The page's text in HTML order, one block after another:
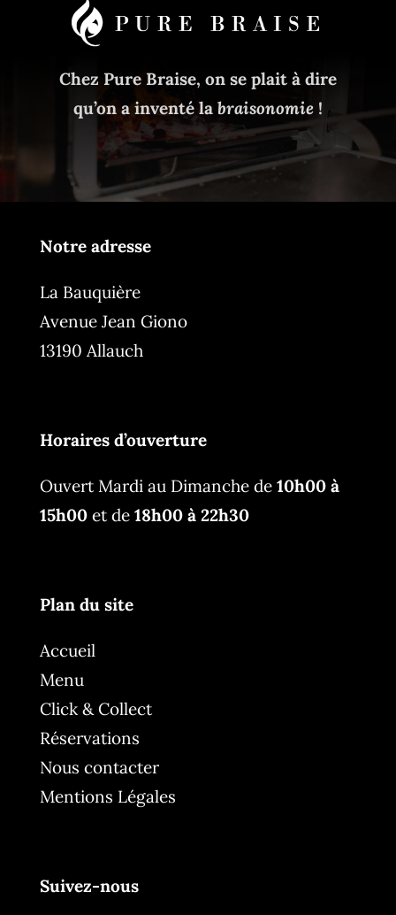
Chez Pure Braise, on se plait à dire
qu’on a inventé la braisonomie !
Notre adresse
La Bauquière
Avenue Jean Giono
13190 Allauch
Horaires d’ouverture
Ouvert Mardi au Dimanche de10h00 à
15h00 et de18h00 à 22h30
Plan du site
Accueil
Menu
Click & Collect
Réservations
Nous contacter
Mentions Légales
Suivez-nous